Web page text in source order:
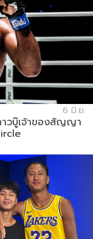
6 มิ.ย.
าวบู๊เจ้าของสัญญา